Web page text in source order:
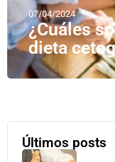
07/04/2024
¿Cuáles
dieta
Últimos posts